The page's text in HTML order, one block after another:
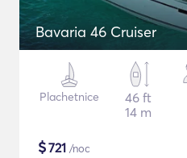
Bavaria 46 Cruiser
Plachetnice
46 ft
14 m
$721 /noc